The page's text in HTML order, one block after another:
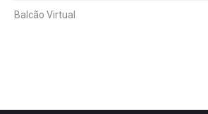
Balcão Virtual